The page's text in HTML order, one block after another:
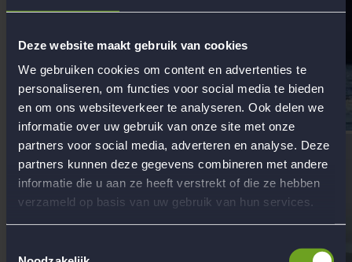
Deze website maakt gebruik van cookies
We gebruiken cookies om content en advertenties te
personaliseren, om functies voor social media te bieden
en om ons websiteverkeer te analyseren. Ook delen we
informatie over uw gebruik van onze site met onze
partners voor social media, adverteren en analyse. Deze
partners kunnen deze gegevens combineren met andere
informatie die u aan ze heeft verstrekt of die ze hebben
verzameld op basis van uw gebruik van hun services.